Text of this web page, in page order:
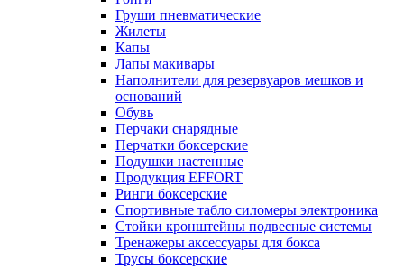
Груши пневматические
Жилеты
Капы
Лапы макивары
Наполнители для резервуаров мешков и
оснований
Обувь
Перчаки снарядные
Перчатки боксерские
Подушки настенные
Продукция EFFORT
Ринги боксерские
Спортивные табло силомеры электроника
Стойки кронштейны подвесные системы
Тренажеры аксессуары для бокса
Трусы боксерские